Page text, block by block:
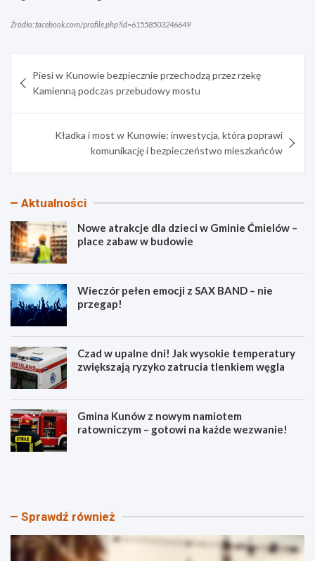
Źródło: facebook.com/profile.php?id=61558503246649
wpisu
Piesi w Kunowie bezpiecznie przechodzą przez rzekę
Kamienną podczas przebudowy mostu
Kładka i most w Kunowie: inwestycja, która poprawi
komunikację i bezpieczeństwo mieszkańców
Aktualności
Nowe atrakcje dla dzieci w Gminie Ćmielów –
place zabaw w budowie
Wieczór pełen emocji z SAX BAND – nie
przegap!
Czad w upalne dni! Jak wysokie temperatury
zwiększają ryzyko zatrucia tlenkiem węgla
Gmina Kunów z nowym namiotem
ratowniczym – gotowi na każde wezwanie!
N
t
a
W
ó
p
Sprawdź również